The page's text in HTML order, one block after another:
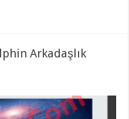
Arkadaşlık